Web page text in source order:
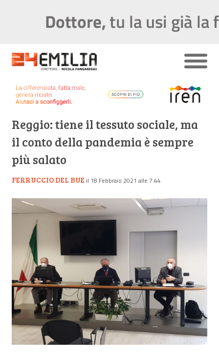
Reggio: tiene il tessuto sociale, ma
il conto della pandemia è sempre
più salato
FERRUCCIO DEL BUE il 18 Febbraio 2021 alle 7:44